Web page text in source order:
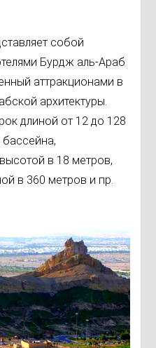
собой
Бурдж аль-Араб
аттракционами в
архитектуры.
длиной от 12 до 128
бассейна,
в 18 метров,
в 360 метров и пр.